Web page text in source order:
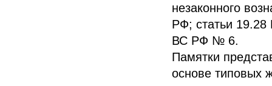
незаконного
РФ; статьи
ВС РФ № 6.
Памятки
основе типовых